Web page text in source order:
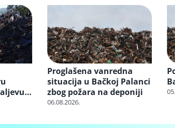
Proglašena vanredna
situacija u Bačkoj Palanci
zbog požara na deponiji
06.08.2026.